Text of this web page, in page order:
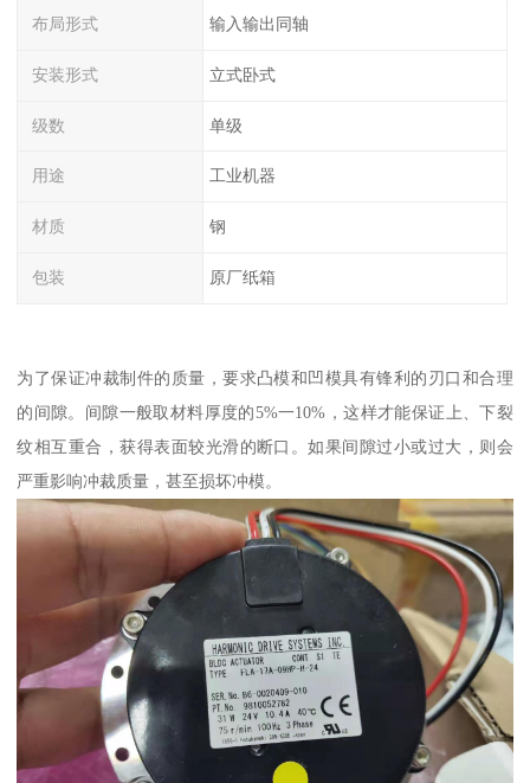
布局形式 输入输出同轴
安装形式 立式卧式
级数 单级
用途 工业机器
材质 钢
包装 原厂纸箱
为了保证冲裁制件的质量，要求凸模和凹模具有锋利的刃口和合理
的间隙。间隙一般取材料厚度的5%一10%，这样才能保证上、下裂
纹相互重合，获得表面较光滑的断口。如果间隙过小或过大，则会
严重影响冲裁质量，甚至损坏冲模。